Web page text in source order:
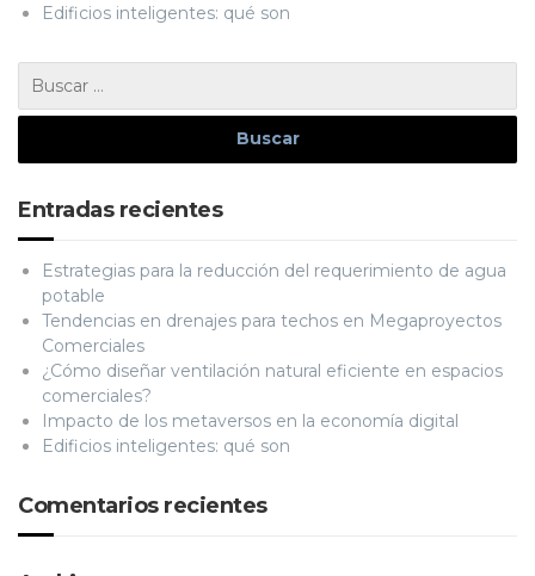
Edificios inteligentes: qué son
Entradas recientes
Estrategias para la reducción del requerimiento de agua
potable
Tendencias en drenajes para techos en Megaproyectos
Comerciales
¿Cómo diseñar ventilación natural eficiente en espacios
comerciales?
Impacto de los metaversos en la economía digital
Edificios inteligentes: qué son
Comentarios recientes